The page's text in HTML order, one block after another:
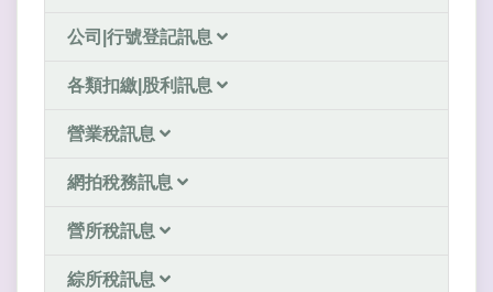
公司|行號登記訊息
各類扣繳|股利訊息
營業稅訊息
網拍稅務訊息
營所稅訊息
綜所稅訊息